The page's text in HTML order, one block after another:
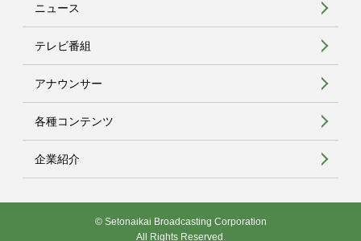
ニュース
テレビ番組
アナウンサー
各種コンテンツ
企業紹介
© Setonaikai Broadcasting Corporation
All Rights Reserved.